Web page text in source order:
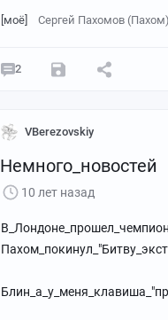
[моё] Сергей Пахомов (Пахом)
2
VBerezovskiy
Немного_новостей
10 лет назад